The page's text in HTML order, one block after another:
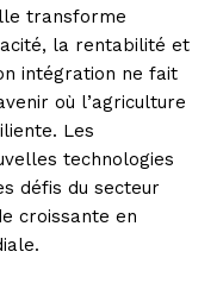
transforme
la rentabilité et
intégration ne fait
où l’agriculture
Les
technologies
défis du secteur
croissante en